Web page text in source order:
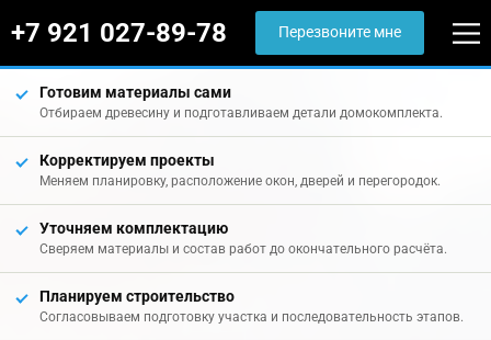
+7 921 027-89-78 Перезвоните мне
Готовим материалы сами
Отбираем древесину и подготавливаем детали домокомплекта.
Корректируем проекты
Меняем планировку, расположение окон, дверей и перегородок.
Уточняем комплектацию
Сверяем материалы и состав работ до окончательного расчёта.
Планируем строительство
Согласовываем подготовку участка и последовательность этапов.